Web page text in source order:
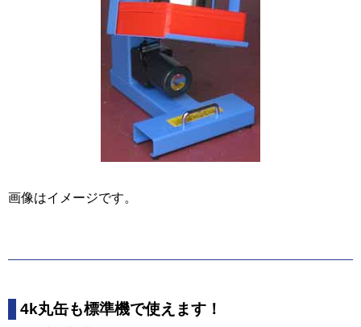
画像はイメージです。
4k丸缶も標準機で使えます！